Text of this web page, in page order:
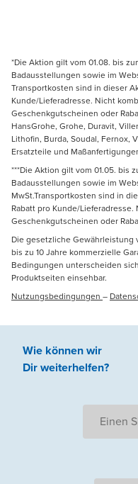
*Die Aktion gilt vom 01.08. bis
Badausstellungen sowie im
Transportkosten sind in dieser
Kunde/Lieferadresse. Nicht
Geschenkgutscheinen oder
HansGrohe, Grohe, Duravit,
Lithofin, Burda, Soudal, Fernox,
Ersatzteile und
***Die Aktion gilt vom 01.05. bis
Badausstellungen sowie im
MwSt.Transportkosten sind in
Rabatt pro Kunde/
Geschenkgutscheinen oder
Die gesetzliche
bis zu 10 Jahre kommerzielle
Bedingungen unterscheiden
Produktseiten einsehbar.
Nutzungsbedingungen –
Wie können wir
Dir weiterhelfen?
Einen